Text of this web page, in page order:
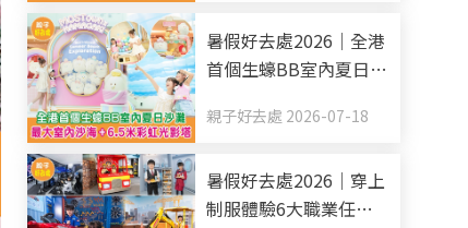
暑假好去處2026｜全港
首個生蠔BB室內夏日沙
彩虹光影塔
親子好去處 2026-07-18
暑假好去處2026｜穿上
制服體驗6大職業任務